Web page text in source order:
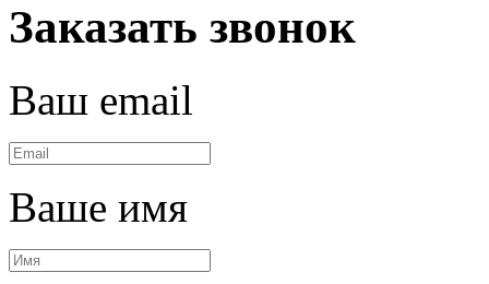
Заказать звонок
Ваш email
Ваше имя